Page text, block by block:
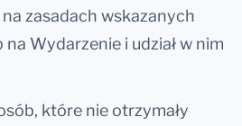
zasadach wskazanych
Wydarzenie i udział w nim
które nie otrzymały